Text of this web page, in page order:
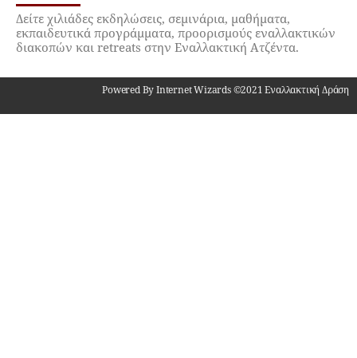
Δείτε χιλιάδες εκδηλώσεις, σεμινάρια, μαθήματα,
εκπαιδευτικά προγράμματα, προορισμούς εναλλακτικών
διακοπών και retreats στην Εναλλακτική Ατζέντα.
Powered By Internet Wizards ©2021 Εναλλακτική Δράση